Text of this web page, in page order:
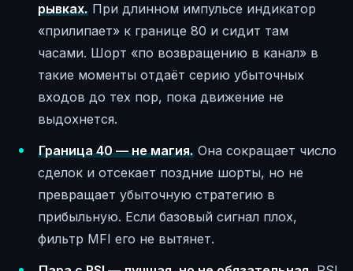
рывках.При длинном импульсе индикатор
«прилипает» к границе 80 и сидит там
часами. Шорт «по возвращению в канал» в
такие моменты отдаёт серию убыточных
входов до тех пор, пока движение не
выдохнется.
Граница 40 — не магия.Она сокращает число
сделок и отсекает поздние шорты, но не
превращает убыточную стратегию в
прибыльную. Если базовый сигнал плох,
фильтр MFI его не вытянет.